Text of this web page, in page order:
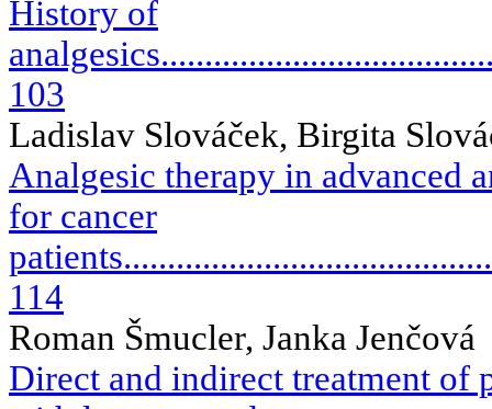
History of
103
Ladislav Slováček, Birgita
Analgesic therapy in advanced
for cancer
114
Roman Šmucler, Janka Jenčová
Direct and indirect treatment of